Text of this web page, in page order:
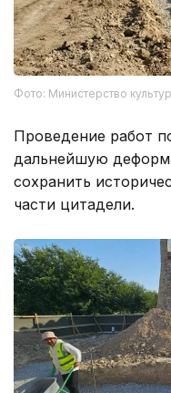
Фото: Министерство
Проведение работ
дальнейшую
сохранить
части цитадели.